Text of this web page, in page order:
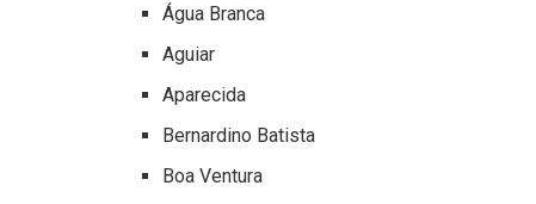
Água Branca
Aguiar
Aparecida
Bernardino Batista
Boa Ventura